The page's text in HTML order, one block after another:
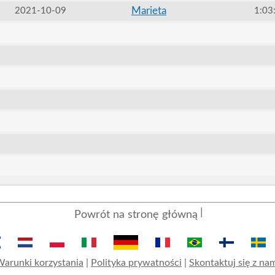
2021-10-09 Marieta
Powrót na stronę główną
korzystania Polityka prywatności Skontaktuj się z